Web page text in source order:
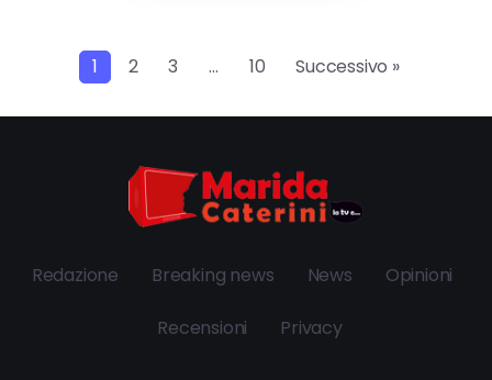
1 2 3 … 10 Successivo »
Redazione Breaking news News Opinioni
Recensioni Privacy